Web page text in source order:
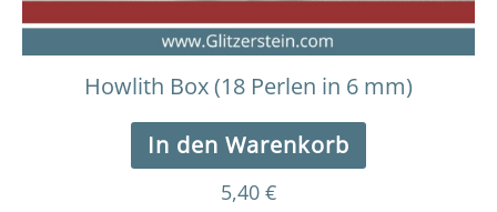
Howlith Box (18 Perlen in 6 mm)
In den Warenkorb
5,40 €